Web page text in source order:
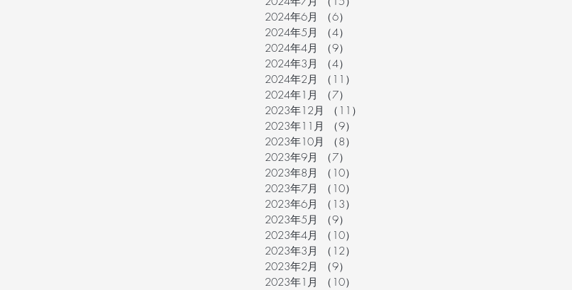
2024年6月
（6）
2024年5月
（4）
2024年4月
（9）
2024年3月
（4）
2024年2月
（11）
2024年1月
（7）
2023年12月
（11）
2023年11月
（9）
2023年10月
（8）
2023年9月
（7）
2023年8月
（10）
2023年7月
（10）
2023年6月
（13）
2023年5月
（9）
2023年4月
（10）
2023年3月
（12）
2023年2月
（9）
2023年1月
（10）